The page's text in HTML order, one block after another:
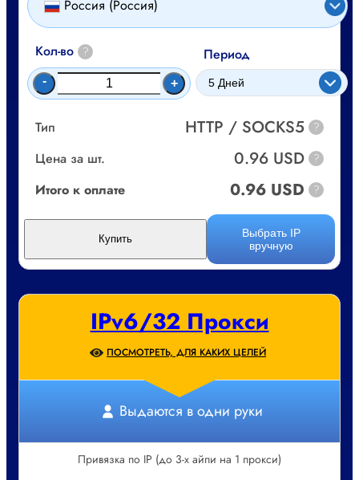
Россия (Россия)
Кол-во ?
- +
Период
Тип HTTP / SOCKS5 ?
Цена за шт. 0.96 USD ?
Итого к оплате 0.96 USD ?
Выбрать IP
вручную
Купить
IPv6/32 Прокси
ПОСМОТРЕТЬ, ДЛЯ КАКИХ ЦЕЛЕЙ
Выдаются в одни руки
Привязка по IP (до 3-х айпи на 1 прокси)